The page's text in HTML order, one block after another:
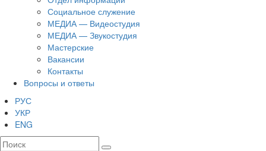
Социальное служение
МЕДИА — Видеостудия
МЕДИА — Звукостудия
Мастерские
Вакансии
Контакты
Вопросы и ответы
РУС
УКР
ENG